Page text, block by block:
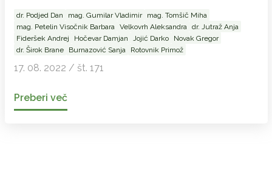
dr. Podjed Dan mag. Gumilar Vladimir
mag. Tomšič Miha
mag. Petelin Visočnik Barbara
Velkovrh Aleksandra
dr. Jutraž Anja
Fideršek Andrej
Hočevar Damjan Jojić Darko
Novak Gregor
dr. Širok Brane
Burnazović Sanja Rotovnik Primož
17. 08. 2022 / št. 171
Preberi več